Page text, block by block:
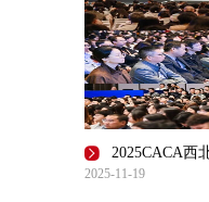
2025CACA西
2025-11-19